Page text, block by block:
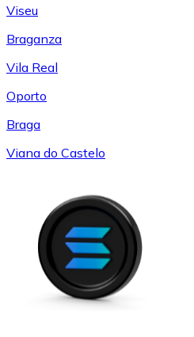
Viseu
Braganza
Vila Real
Oporto
Braga
Viana do Castelo